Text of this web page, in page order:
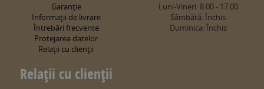
Garanţie
Informaţii de livrare
Întrebări frecvente
Protejarea datelor
Relaţii cu clienţii
Luni-Vineri: 8:00 - 17:00
Sâmbătă: Închis
Duminica: Închis
Relaţii cu clienţii